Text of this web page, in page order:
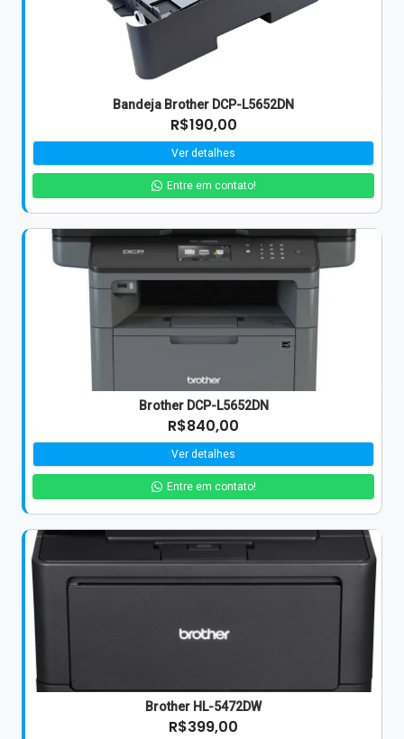
Bandeja Brother DCP-L5652DN
R$190,00
Ver detalhes
Entre em contato!
Brother DCP-L5652DN
R$840,00
Ver detalhes
Entre em contato!
Brother HL-5472DW
R$399,00